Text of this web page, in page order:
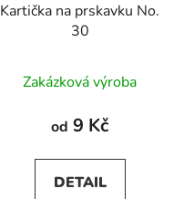
Kartička na prskavku No.
30
Zakázková výroba
od 9 Kč
DETAIL